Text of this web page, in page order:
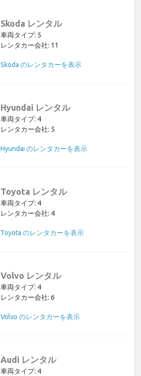
Skoda レンタル
車両タイプ: 5
レンタカー会社: 11
Skoda のレンタカーを表示
Hyundai レンタル
車両タイプ: 4
レンタカー会社: 5
Hyundai のレンタカーを表示
Toyota レンタル
車両タイプ: 4
レンタカー会社: 4
Toyota のレンタカーを表示
Volvo レンタル
車両タイプ: 4
レンタカー会社: 6
Volvo のレンタカーを表示
Audi レンタル
車両タイプ: 4